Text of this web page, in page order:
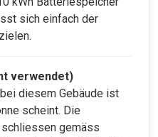
sich einfach der
verwendet)
diesem Gebäude ist
scheint. Die
gemäss